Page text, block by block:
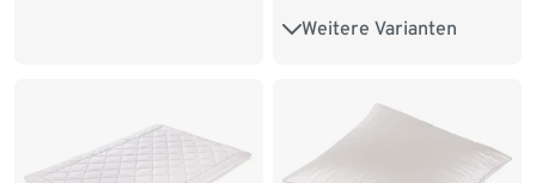
Weitere Varianten
Normalgröße